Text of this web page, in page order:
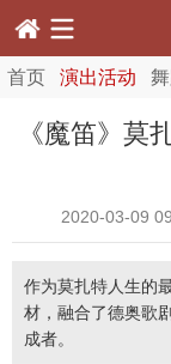
首页 演出活动
《魔笛》莫
2020-03-09
作为莫扎特人生的
材，融合了德奥歌
成者。